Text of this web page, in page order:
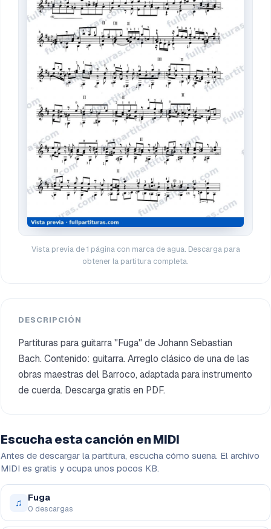
Vista previa de 1 página con marca de agua. Descarga para
obtener la partitura completa.
DESCRIPCIÓN
Partituras para guitarra "Fuga" de Johann Sebastian
Bach. Contenido: guitarra. Arreglo clásico de una de las
obras maestras del Barroco, adaptada para instrumento
de cuerda. Descarga gratis en PDF.
Escucha esta canción en MIDI
Antes de descargar la partitura, escucha cómo suena. El archivo
MIDI es gratis y ocupa unos pocos KB.
♫ Fuga
0 descargas